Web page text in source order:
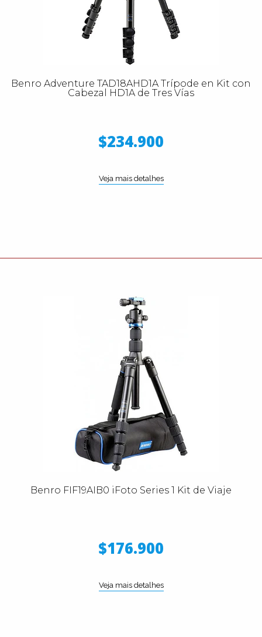
Benro Adventure TAD18AHD1A Trípode en Kit con
Cabezal HD1A de Tres Vías
$234.900
Veja mais detalhes
Benro FIF19AIB0 iFoto Series 1 Kit de Viaje
$176.900
Veja mais detalhes